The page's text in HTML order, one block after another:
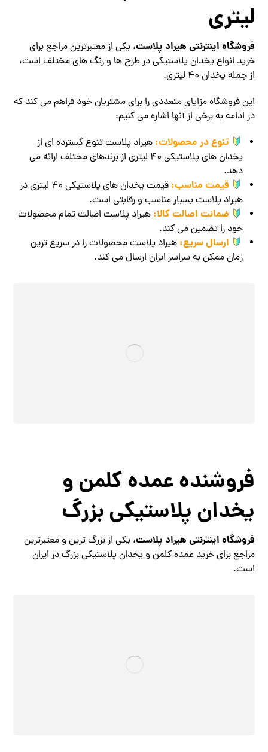
لیتری
فروشگاه اینترنتی هیراد پلاست، یکی از معتبرترین مراجع برای
خرید انواع یخدان پلاستیکی در طرح‌ ها و رنگ‌ های مختلف است،
از جمله یخدان 40 لیتری.
این فروشگاه مزایای متعددی را برای مشتریان خود فراهم می‌ کند که
در ادامه به برخی از آنها اشاره می‌ کنیم:
تنوع در محصولات: هیراد پلاست تنوع گسترده‌ ای از
یخدان‌ های پلاستیکی 40 لیتری از برندهای مختلف ارائه می‌
دهد.
قیمت مناسب:
قیمت یخدان‌ های پلاستیکی 40 لیتری در
هیراد پلاست بسیار مناسب و رقابتی است.
ضمانت اصالت کالا: هیراد پلاست اصالت تمام محصولات
خود را تضمین می‌ کند.
ارسال سریع: هیراد پلاست محصولات را در سریع‌ ترین
زمان ممکن به سراسر ایران ارسال می‌ کند.
فروشنده عمده کلمن و
یخدان پلاستیکی بزرگ
فروشگاه اینترنتی هیراد پلاست، یکی از بزرگ ترین و معتبرترین
مراجع برای خرید عمده کلمن و یخدان پلاستیکی بزرگ در ایران
است.